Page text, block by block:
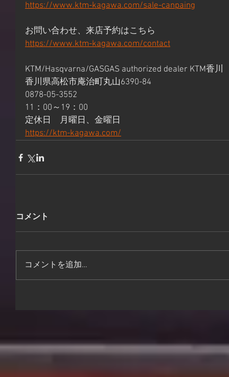
https://www.ktm-kagawa.com/sale-canpaing
お問い合わせ、来店予約はこちら
https://www.ktm-kagawa.com/contact
KTM/Hasqvarna/GASGAS authorized dealer KTM香川
香川県高松市庵治町丸山6390-84
0878-05-3552
11：00～19：00
定休日　月曜日、金曜日
https://ktm-kagawa.com/
コメント
コメントを追加…